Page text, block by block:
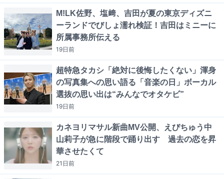
M!LK佐野、塩﨑、吉田が夏の東京ディズニ
ーランドでびしょ濡れ検証！吉田はミニーに
所属事務所伝える
19日前
超特急タカシ「絶対に後悔したくない」渾身
の写真集への思い語る「音楽の日」ボーカル
選抜の思い出は“みんなでオタケビ”
19日前
カネヨリマサル新曲MV公開、えびちゅう中
山莉子が急に階段で踊り出す 過去の恋を昇
華させたくて
21日前